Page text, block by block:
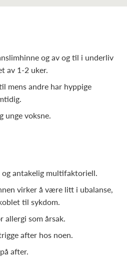
og av og til i underliv
av 1-2 uker.
mens andre har hyppige
unge voksne.
antakelig multifaktoriell.
virker å være litt i ubalanse,
til sykdom.
allergi som årsak.
after hos noen.
after.